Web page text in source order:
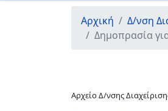
Αρχική Δ/νση
Δημοπρασία
Αρχείο Δ/νσης